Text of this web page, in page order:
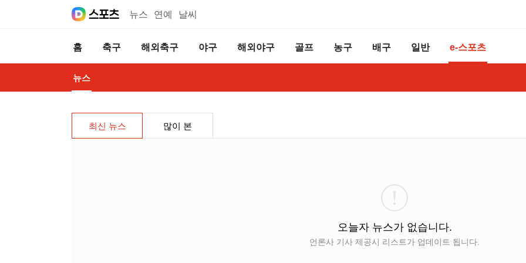
뉴스 연예 날씨
홈 축구 해외축구 야구 해외야구 골프 농구 배구 일반 e-스포츠
뉴스
최신 뉴스 많이 본
오늘자 뉴스가 없습니다.
언론사 기사 제공시 리스트가 업데이트 됩니다.